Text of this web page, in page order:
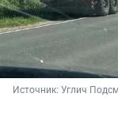
Источник: Углич